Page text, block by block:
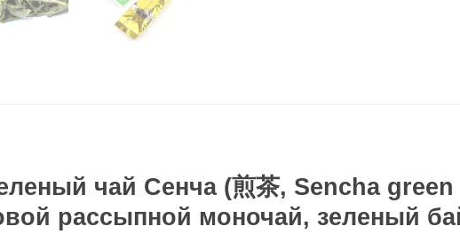
чай Сенча (煎茶, Sencha
рассыпной моночай, зеленый